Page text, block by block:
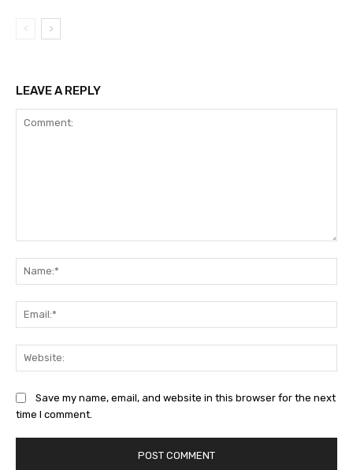
LEAVE A REPLY
Save my name, email, and website in this browser for the next
time I comment.